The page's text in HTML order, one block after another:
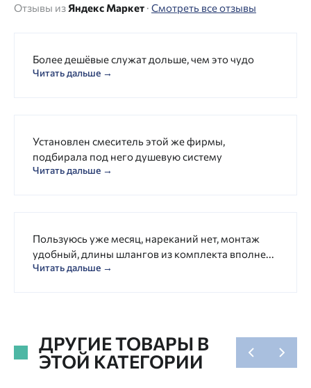
Отзывы из Яндекс Маркет · Смотреть все отзывы
Более дешёвые служат дольше, чем это чудо
Читать дальше →
Установлен смеситель этой же фирмы,
подбирала под него душевую систему
Читать дальше →
Пользуюсь уже месяц, нареканий нет, монтаж
удобный, длины шлангов из комплекта вполне...
Читать дальше →
ДРУГИЕ ТОВАРЫ В
ЭТОЙ КАТЕГОРИИ